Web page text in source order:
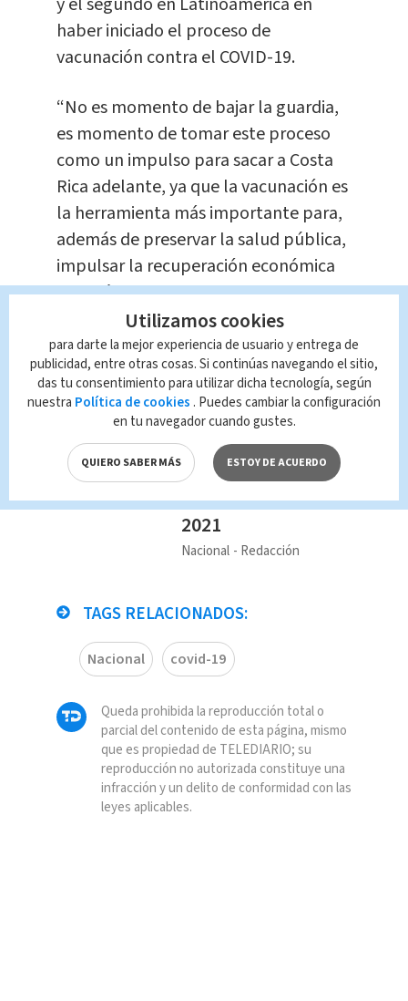
haber iniciado el proceso de
vacunación contra el COVID-19.
“No es momento de bajar la guardia,
es momento de tomar este proceso
como un impulso para sacar a Costa
Rica adelante, ya que la vacunación es
la herramienta más importante para,
además de preservar la salud pública,
impulsar la recuperación económica
del país y darle fin a esta pandemia
que tanto nos ha probado”, indicó el
mandatario.
Te Recomendamos
Estas son las fechas
para pruebas
nacionales de
Educación Abierta y
Naturalización
2021
Nacional Redacción
TAGS RELACIONADOS:
Nacional covid-19
Queda prohibida la reproducción total o
parcial del contenido de esta página, mismo
que es propiedad de TELEDIARIO; su
reproducción no autorizada constituye una
infracción y un delito de conformidad con las
leyes aplicables.
Utilizamos cookies
para darte la mejor experiencia de usuario y entrega de
publicidad, entre otras cosas. Si continúas navegando el sitio,
das tu consentimiento para utilizar dicha tecnología, según
nuestra Política de cookies . Puedes cambiar la configuración
en tu navegador cuando gustes.
QUIERO SABER MÁS ESTOY DE ACUERDO